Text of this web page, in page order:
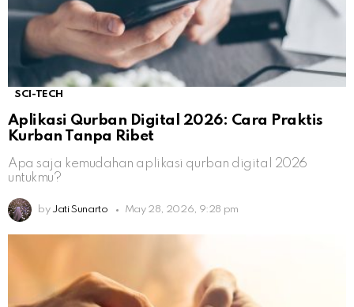
SCI-TECH
Aplikasi Qurban Digital 2026: Cara Praktis
Kurban Tanpa Ribet
Apa saja kemudahan aplikasi qurban digital 2026
untukmu?
by Jati Sunarto May 28, 2026, 9:28 pm